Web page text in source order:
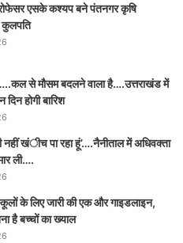
एसके कश्यप बने पंतनगर कृषि
कुलपति
से मौसम बदलने वाला है….उत्तराखंड में
होगी बारिश
नहीं खंीच पा रहा हूं’….नैनीताल में अधिवक्ता
ली….
के लिए जारी की एक और गाइडलाइन,
है बच्चों का ख्याल